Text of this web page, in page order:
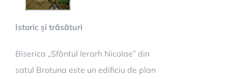
Istoric și trăsături
Biserica „Sfântul Ierarh Nicolae” din
satul Brotuna este un edificiu de plan